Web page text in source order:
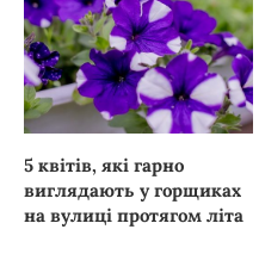
5 квітів, які гарно
виглядають у горщиках
на вулиці протягом літа